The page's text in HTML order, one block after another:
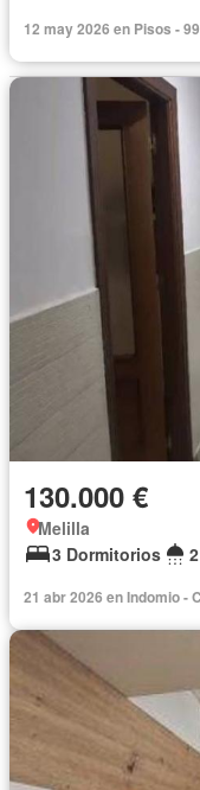
12 may 2026 en Pisos -
130.000 €
Melilla
3 Dormitorios
21 abr 2026 en Indomio -